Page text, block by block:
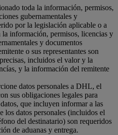
toda la información, permisos,
gubernamentales y
por la legislación aplicable o a
información, permisos, licencias y
y documentos
o sus representantes son
incluidos el valor y la
y la información del remitente
datos personales a DHL, el
sus obligaciones legales para
que incluyen informar a las
los datos personales (incluidos el
del destinatario) son requeridos
de aduanas y entrega.